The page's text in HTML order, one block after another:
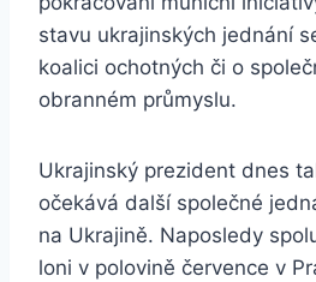
stavu ukrajinských jednání
koalici ochotných či o
obranném průmyslu.
Ukrajinský prezident dnes
očekává další společné
na Ukrajině. Naposledy
loni v polovině července v